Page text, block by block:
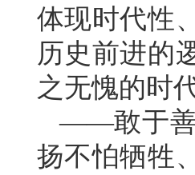
体现时代性
历史前进的
之无愧的时
——敢于善
扬不怕牺牲